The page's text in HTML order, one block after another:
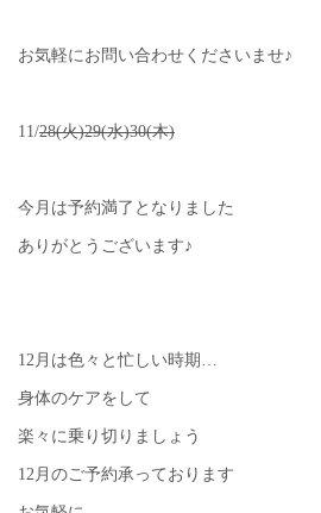
お気軽にお問い合わせくださいませ♪
11/28(火)29(水)30(木)
今月は予約満了となりました
ありがとうございます♪
12月は色々と忙しい時期…
身体のケアをして
楽々に乗り切りましょう
12月のご予約承っております